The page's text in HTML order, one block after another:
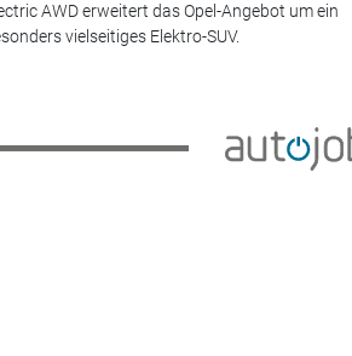
AWD erweitert das Opel-Angebot um ein
vielseitiges Elektro-SUV.